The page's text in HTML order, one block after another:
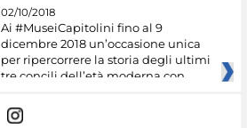
02/10/2018
Ai #MuseiCapitolini fino al 9
dicembre 2018 un’occasione unica
per ripercorrere la storia degli ultimi
tre concili dell’età moderna con